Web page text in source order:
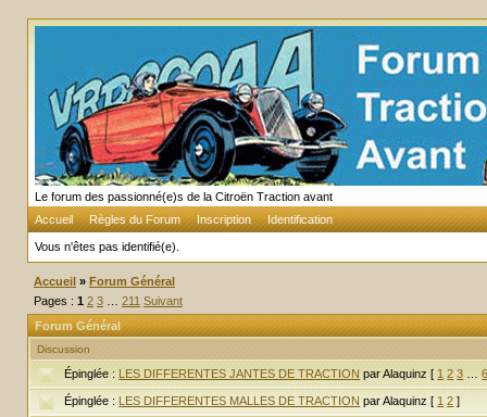
Le forum des passionné(e)s de la Citroën Traction avant
Accueil
Règles du Forum Inscription Identification
Vous n'êtes pas identifié(e).
Accueil » Forum Général
Pages : 1 2 3 211 Suivant
Forum Général
Discussion
Épinglée : LES DIFFERENTES JANTES DE TRACTION par Alaquinz [ 1 2 3
Épinglée : LES DIFFERENTES MALLES DE TRACTION par Alaquinz [ 1 2 ]